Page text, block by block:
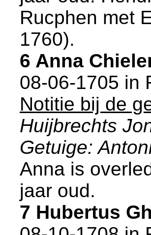
Rucphen met
1760).
6 Anna
08-06-1705 in
Notitie bij de
Huijbrechts
Getuige:
Anna is
jaar oud.
7 Hubertus